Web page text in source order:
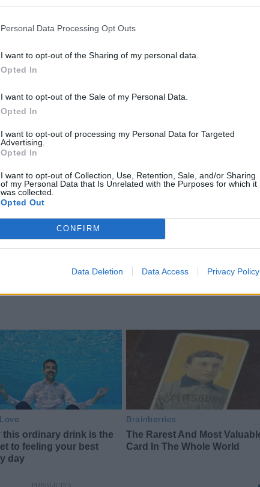
Personal Data Processing Opt Outs
I want to opt-out of the Sharing of my personal data.
Opted In
I want to opt-out of the Sale of my Personal Data.
Opted In
I want to opt-out of processing my Personal Data for Targeted
Advertising.
Opted In
I want to opt-out of Collection, Use, Retention, Sale, and/or Sharing
of my Personal Data that Is Unrelated with the Purposes for which it
was collected.
Opted Out
CONFIRM
Data Deletion Data Access Privacy Policy